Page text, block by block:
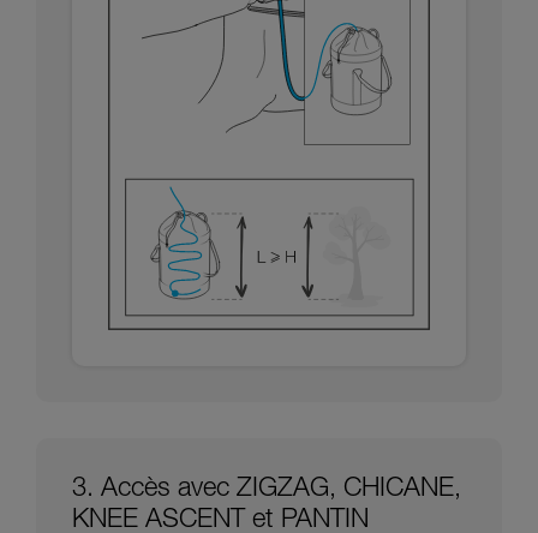
3. Accès avec ZIGZAG, CHICANE,
KNEE ASCENT et PANTIN